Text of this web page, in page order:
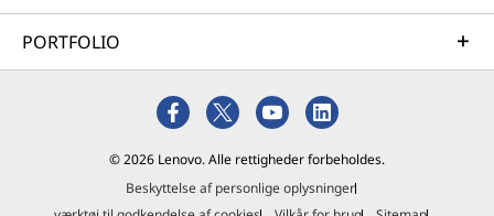
PORTFOLIO
© 2026 Lenovo. Alle rettigheder forbeholdes.
Beskyttelse af personlige oplysninger